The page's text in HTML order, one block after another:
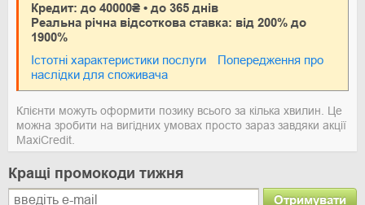
Кредит: до 40000₴ • до 365 днів
Реальна річна відсоткова ставка: від 200% до
1900%
Істотні характеристики послуги
Попередження про
наслідки для споживача
Клієнти можуть оформити позику всього за кілька хвилин. Це
можна зробити на вигідних умовах просто зараз завдяки акції
MaxiCredit.
Кращі промокоди тижня
Отримувати